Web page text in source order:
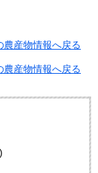
農産物情報へ戻る
農産物情報へ戻る